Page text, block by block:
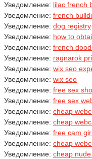
Уведомление: lilac french
Уведомление: french
Уведомление: dog registry
Уведомление: how to
Уведомление: french
Уведомление: ragnarok
Уведомление: wix seo
Уведомление: wix seo
Уведомление: free sex
Уведомление: free sex
Уведомление: cheap
Уведомление: cheap
Уведомление: free cam
Уведомление: cheap
Уведомление: cheap